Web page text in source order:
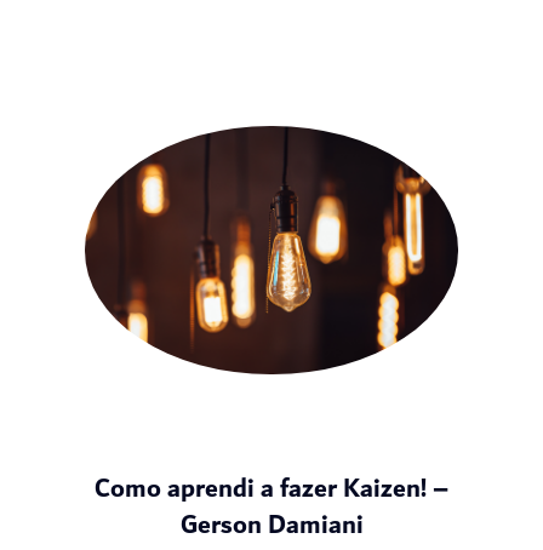
Como aprendi a fazer Kaizen! –
Gerson Damiani